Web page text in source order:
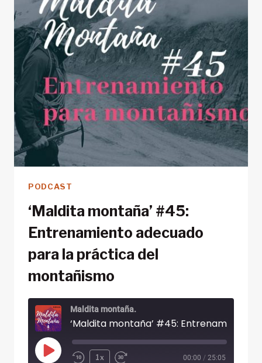
PODCAST
‘Maldita montaña’ #45:
Entrenamiento adecuado
para la práctica del
montañismo
Maldita montaña.
Reproducir1x 00:00 / 25:05